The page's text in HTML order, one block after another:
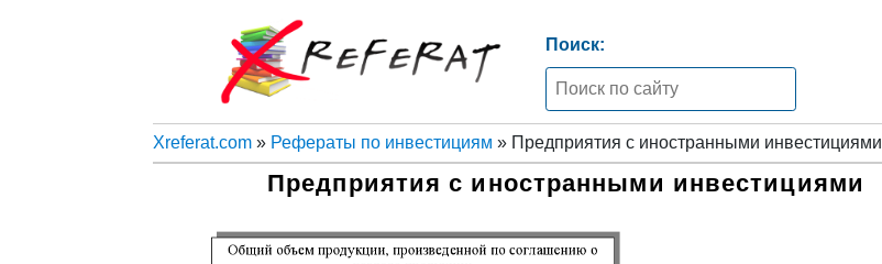
Поиск:
Xreferat.com» Рефераты по инвестициям » Предприятия с иностранными инвестициями
Предприятия с иностранными инвестициями